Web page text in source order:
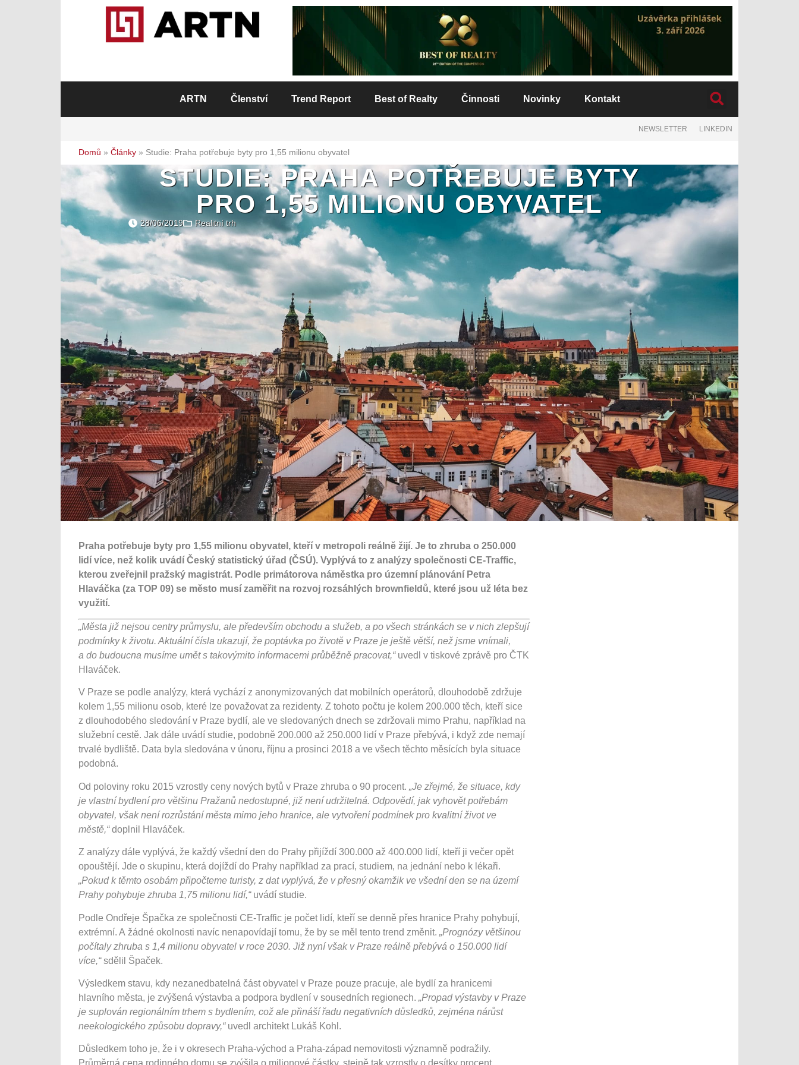
ARTN Členství Trend Report Best of Realty Činnosti Novinky Kontakt
NEWSLETTER LINKEDIN
Domů » Články » Studie: Praha potřebuje byty pro 1,55 milionu obyvatel
STUDIE: PRAHA POTŘEBUJE BYTY
PRO 1,55 MILIONU OBYVATEL
28/06/2019 Realitní trh
Praha potřebuje byty pro 1,55 milionu obyvatel, kteří v metropoli reálně žijí. Je to zhruba o 250.000
lidí více, než kolik uvádí Český statistický úřad (ČSÚ). Vyplývá to z analýzy společnosti CE-Traffic,
kterou zveřejnil pražský magistrát. Podle primátorova náměstka pro územní plánování Petra
Hlaváčka (za TOP 09) se město musí zaměřit na rozvoj rozsáhlých brownfieldů, které jsou už léta bez
využití.
„Města již nejsou centry průmyslu, ale především obchodu a služeb, a po všech stránkách se v nich zlepšují
podmínky k životu. Aktuální čísla ukazují, že poptávka po životě v Praze je ještě větší, než jsme vnímali,
a do budoucna musíme umět s takovýmito informacemi průběžně pracovat,“uvedl v tiskové zprávě pro ČTK
Hlaváček.
V Praze se podle analýzy, která vychází z anonymizovaných dat mobilních operátorů, dlouhodobě zdržuje
kolem 1,55 milionu osob, které lze považovat za rezidenty. Z tohoto počtu je kolem 200.000 těch, kteří sice
z dlouhodobého sledování v Praze bydlí, ale ve sledovaných dnech se zdržovali mimo Prahu, například na
služební cestě. Jak dále uvádí studie, podobně 200.000 až 250.000 lidí v Praze přebývá, i když zde nemají
trvalé bydliště. Data byla sledována v únoru, říjnu a prosinci 2018 a ve všech těchto měsících byla situace
podobná.
Od poloviny roku 2015 vzrostly ceny nových bytů v Praze zhruba o 90 procent. „Je zřejmé, že situace, kdy
je vlastní bydlení pro většinu Pražanů nedostupné, již není udržitelná. Odpovědí, jak vyhovět potřebám
obyvatel, však není rozrůstání města mimo jeho hranice, ale vytvoření podmínek pro kvalitní život ve
městě,“doplnil Hlaváček.
Z analýzy dále vyplývá, že každý všední den do Prahy přijíždí 300.000 až 400.000 lidí, kteří ji večer opět
opouštějí. Jde o skupinu, která dojíždí do Prahy například za prací, studiem, na jednání nebo k lékaři.
„Pokud k těmto osobám připočteme turisty, z dat vyplývá, že v přesný okamžik ve všední den se na území
Prahy pohybuje zhruba 1,75 milionu lidí,“uvádí studie.
Podle Ondřeje Špačka ze společnosti CE-Traffic je počet lidí, kteří se denně přes hranice Prahy pohybují,
extrémní. A žádné okolnosti navíc nenapovídají tomu, že by se měl tento trend změnit. „Prognózy většinou
počítaly zhruba s 1,4 milionu obyvatel v roce 2030. Již nyní však v Praze reálně přebývá o 150.000 lidí
více,“sdělil Špaček.
Výsledkem stavu, kdy nezanedbatelná část obyvatel v Praze pouze pracuje, ale bydlí za hranicemi
hlavního města, je zvýšená výstavba a podpora bydlení v sousedních regionech. „Propad výstavby v Praze
je suplován regionálním trhem s bydlením, což ale přináší řadu negativních důsledků, zejména nárůst
neekologického způsobu dopravy,“uvedl architekt Lukáš Kohl.
Důsledkem toho je, že i v okresech Praha-východ a Praha-západ nemovitosti významně podražily.